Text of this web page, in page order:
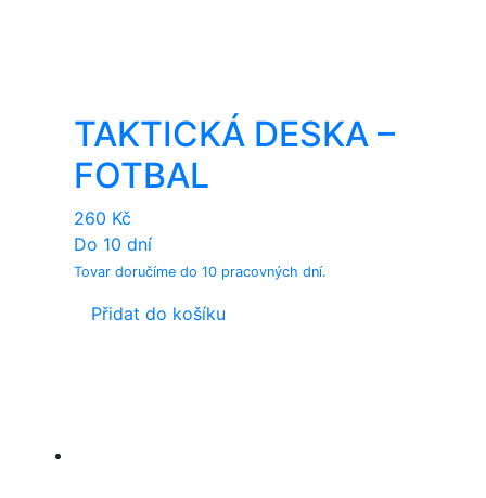
TAKTICKÁ DESKA –
FOTBAL
260 Kč
Do 10 dní
Tovar doručíme do 10 pracovných dní.
Přidat do košíku